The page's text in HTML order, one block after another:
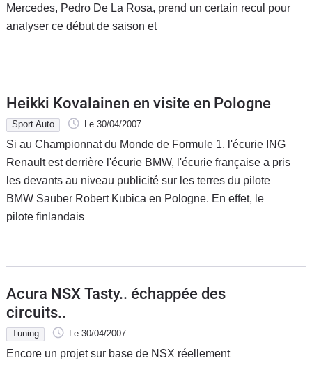
Mercedes, Pedro De La Rosa, prend un certain recul pour
analyser ce début de saison et
Heikki Kovalainen en visite en Pologne
Sport Auto Le 30/04/2007
Si au Championnat du Monde de Formule 1, l'écurie ING
Renault est derrière l'écurie BMW, l'écurie française a pris
les devants au niveau publicité sur les terres du pilote
BMW Sauber Robert Kubica en Pologne. En effet, le
pilote finlandais
Acura NSX Tasty.. échappée des
circuits..
Tuning Le 30/04/2007
Encore un projet sur base de NSX réellement